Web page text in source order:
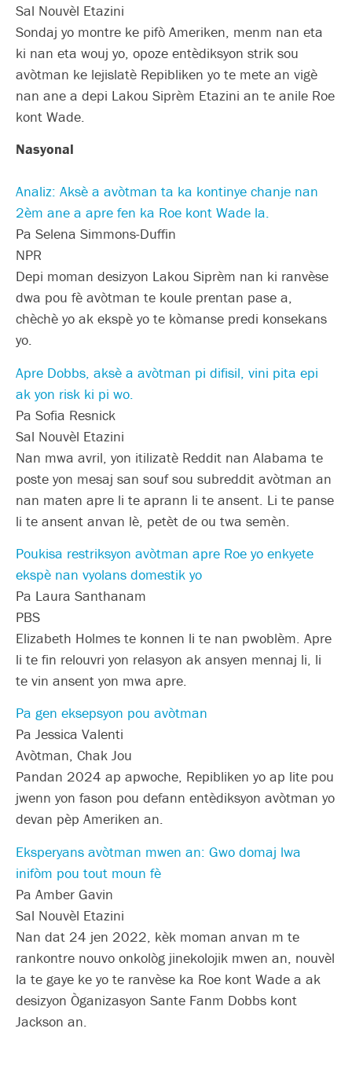
Sal Nouvèl Etazini
Sondaj yo montre ke pifò Ameriken, menm nan eta
ki nan eta wouj yo, opoze entèdiksyon strik sou
avòtman ke lejislatè Repibliken yo te mete an vigè
nan ane a depi Lakou Siprèm Etazini an te anile Roe
kont Wade.
Nasyonal
Analiz: Aksè a avòtman ta ka kontinye chanje nan
2èm ane a apre fen ka Roe kont Wade la.
Pa Selena Simmons-Duffin
NPR
Depi moman desizyon Lakou Siprèm nan ki ranvèse
dwa pou fè avòtman te koule prentan pase a,
chèchè yo ak ekspè yo te kòmanse predi konsekans
yo.
Apre Dobbs, aksè a avòtman pi difisil, vini pita epi
ak yon risk ki pi wo.
Pa Sofia Resnick
Sal Nouvèl Etazini
Nan mwa avril, yon itilizatè Reddit nan Alabama te
poste yon mesaj san souf sou subreddit avòtman an
nan maten apre li te aprann li te ansent. Li te panse
li te ansent anvan lè, petèt de ou twa semèn.
Poukisa restriksyon avòtman apre Roe yo enkyete
ekspè nan vyolans domestik yo
Pa Laura Santhanam
PBS
Elizabeth Holmes te konnen li te nan pwoblèm. Apre
li te fin relouvri yon relasyon ak ansyen mennaj li, li
te vin ansent yon mwa apre.
Pa gen eksepsyon pou avòtman
Pa Jessica Valenti
Avòtman, Chak Jou
Pandan 2024 ap apwoche, Repibliken yo ap lite pou
jwenn yon fason pou defann entèdiksyon avòtman yo
devan pèp Ameriken an.
Eksperyans avòtman mwen an: Gwo domaj lwa
inifòm pou tout moun fè
Pa Amber Gavin
Sal Nouvèl Etazini
Nan dat 24 jen 2022, kèk moman anvan m te
rankontre nouvo onkològ jinekolojik mwen an, nouvèl
la te gaye ke yo te ranvèse ka Roe kont Wade a ak
desizyon Òganizasyon Sante Fanm Dobbs kont
Jackson an.